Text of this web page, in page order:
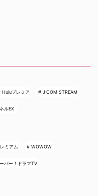
Huluプレミア J:COM STREAM
ルEX
ミアム WOWOW
パー！ドラマTV